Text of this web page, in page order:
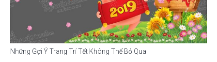
Những Gợi Ý Trang Trí Tết Không Thể Bỏ Qua